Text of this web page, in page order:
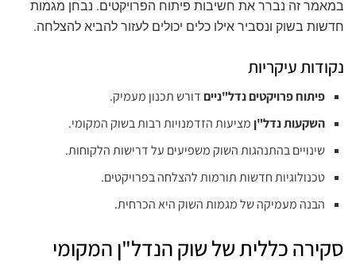
במאמר זה נברר את חשיבות פיתוח הפרויקטים. נבחן מגמות
חדשות בשוק ונסביר אילו כלים יכולים לעזור להביא להצלחה.
נקודות עיקריות
פיתוח פרויקטים נדל"נייםדורש תכנון מעמיק.
השקעות נדל"ןמציעות הזדמנויות רבות בשוק המקומי.
שינויים בהתנהגות השוק משפיעים על דרישות הלקוחות.
טכנולוגיות חדשות תורמות להצלחה בפרויקטים.
הבנה מעמיקה של מגמות השוק היא הכרחית.
סקירה כללית של שוק הנדל"ן המקומי